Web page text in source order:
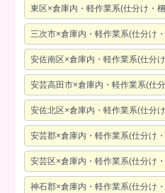
東区×倉庫内・軽作業系(仕分け・
三次市×倉庫内・軽作業系(仕分け
安佐南区×倉庫内・軽作業系(仕分
安芸高田市×倉庫内・軽作業系(仕
安佐北区×倉庫内・軽作業系(仕分
安芸郡×倉庫内・軽作業系(仕分け
安芸区×倉庫内・軽作業系(仕分け
神石郡×倉庫内・軽作業系(仕分け